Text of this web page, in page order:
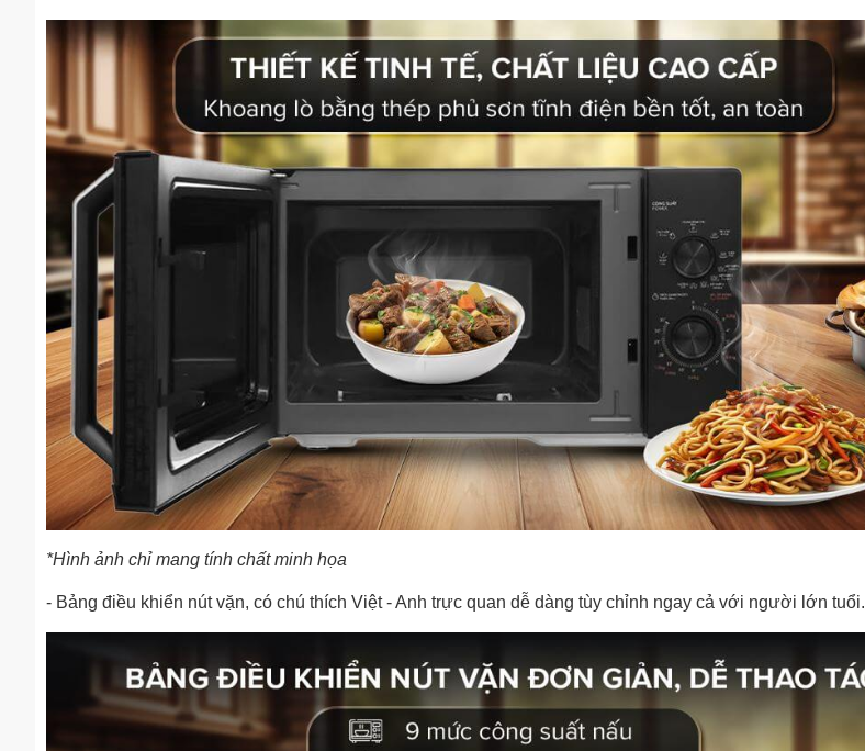
*Hình ảnh chỉ mang tính chất minh họa
- Bảng điều khiển nút vặn, có chú thích Việt - Anh trực quan dễ dàng tùy chỉnh ngay cả với người lớn tuổi.